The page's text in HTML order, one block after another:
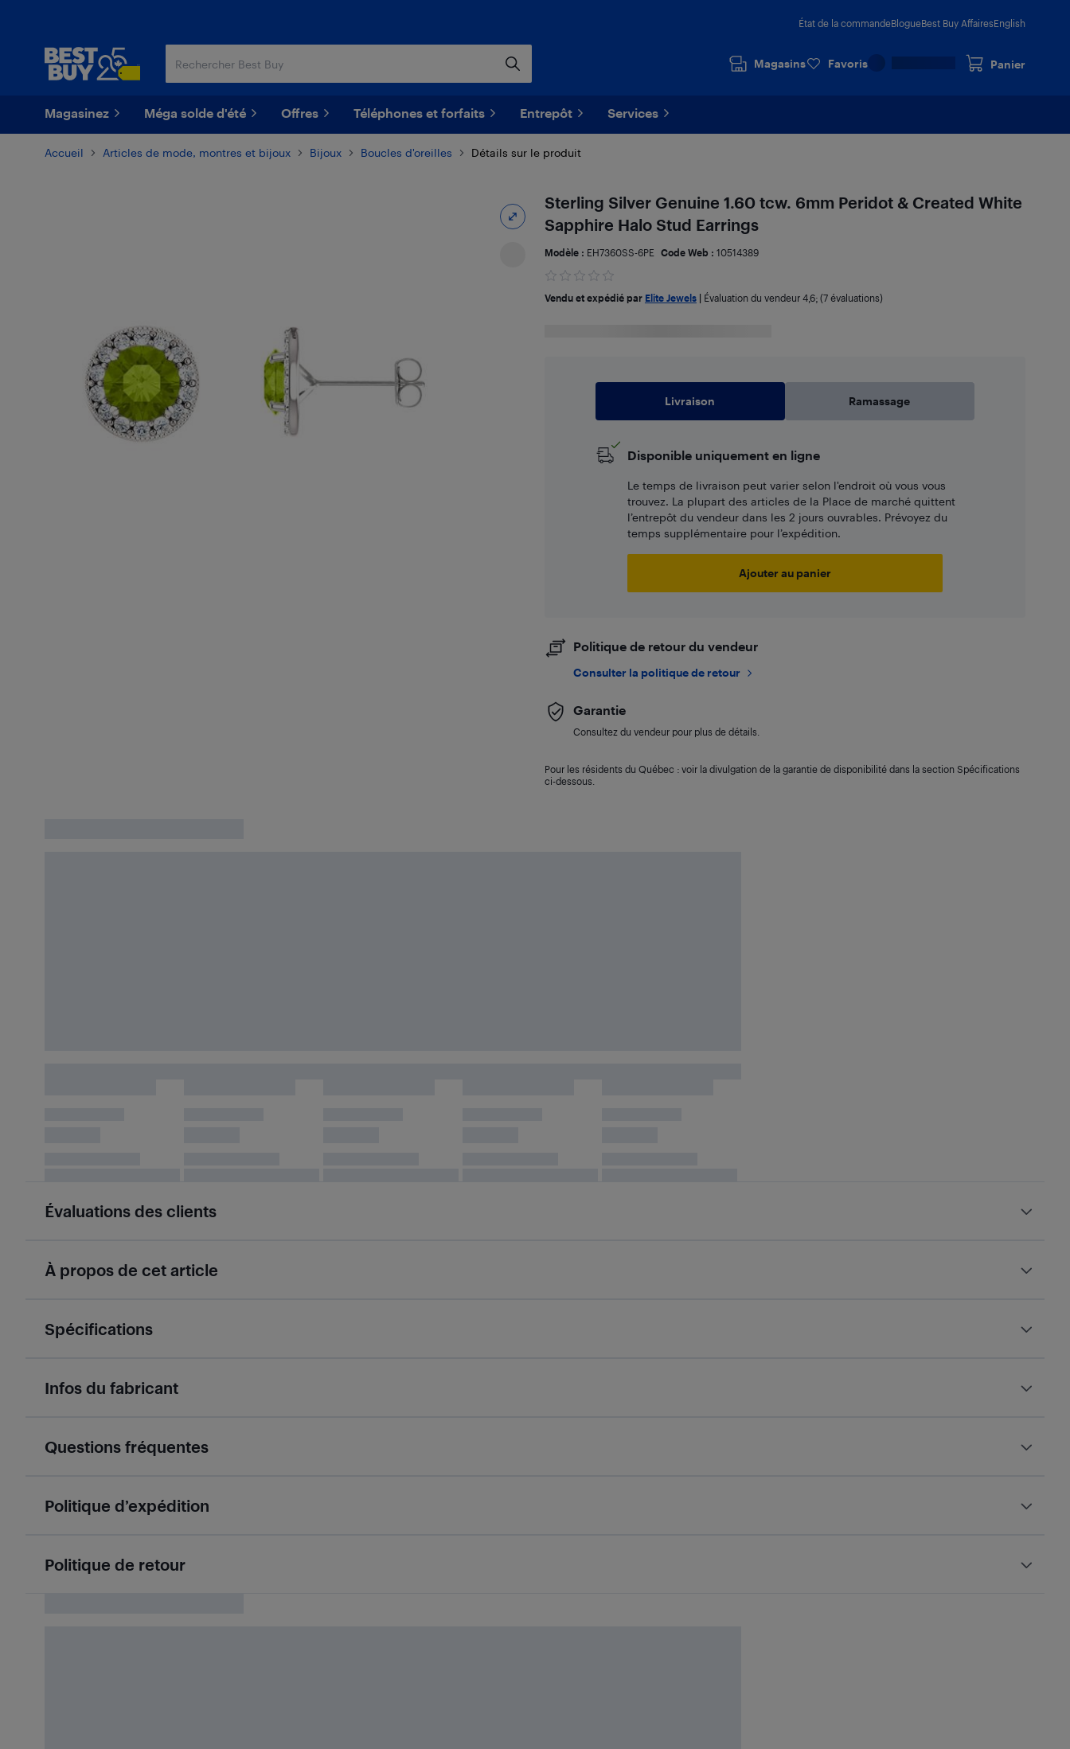
État de la commandeBlogueBest Buy AffairesEnglish
Magasins Favoris Panier
Magasinez Méga solde d'été Offres Téléphones et forfaits Entrepôt Services
Accueil Articles de mode, montres et bijoux Bijoux Boucles d'oreilles Détails sur le produit
Sterling Silver Genuine 1.60 tcw. 6mm Peridot & Created White
Sapphire Halo Stud Earrings
Modèle : EH7360SS-6PE Code Web : 10514389
Vendu et expédié par Elite Jewels| Évaluation du vendeur 4,6; (7 évaluations)
Livraison Ramassage
Disponible uniquement en ligne
Le temps de livraison peut varier selon l'endroit où vous vous
trouvez. La plupart des articles de la Place de marché quittent
l’entrepôt du vendeur dans les 2 jours ouvrables. Prévoyez du
temps supplémentaire pour l’expédition.
Ajouter au panier
Politique de retour du vendeur
Consulter la politique de retour
Garantie
Consultez du vendeur pour plus de détails.
Pour les résidents du Québec : voir la divulgation de la garantie de disponibilité dans la section Spécifications
ci-dessous.
Évaluations des clients
À propos de cet article
Spécifications
Infos du fabricant
Questions fréquentes
Politique d’expédition
Politique de retour